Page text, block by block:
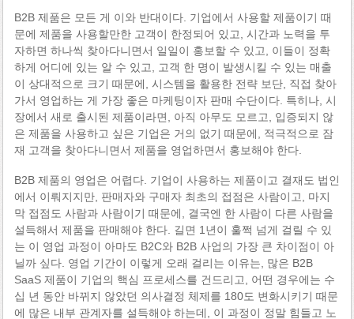
B2B 제품은 모든 게 이와 반대이다. 기업에서 사용할 제품이기 때
문에 제품을 사용할만한 고객이 한정되어 있고, 시간과 노력을 투
자하면 하나씩 찾아다니면서 일일이 홍보할 수 있고, 이들이 정확
하게 어디에 있는 알 수 있고, 고객 한 명이 발생시킬 수 있는 매출
이 상대적으로 크기 때문에, 시스템을 활용한 전략 보단, 직접 찾아
가서 영업하는 게 가장 좋은 마케팅이자 판매 수단이다. 특히나, 시
장에서 새로 출시된 제품이라면, 아직 아무도 모르고, 입증되지 않
은 제품을 사용하고 싶은 기업은 거의 없기 때문에, 적극적으로 잠
재 고객을 찾아다니면서 제품을 영업하면서 홍보해야 한다.
B2B 제품의 영업은 어렵다. 기업이 사용하는 제품이고 결재도 법인
에서 이뤄지지만, 판매자와 구매자 최초의 접점은 사람이고, 마지
막 접점도 사람과 사람이기 때문에, 결국엔 한 사람이 다른 사람을
설득해서 제품을 판매해야 한다. 길면 1년이 훌쩍 넘게 걸릴 수 있
는 이 영업 과정이 아마도 B2C와 B2B 사업의 가장 큰 차이점이 아
닐까 싶다. 영업 기간이 이렇게 오래 걸리는 이유는, 많은 B2B
SaaS 제품이 기업의 핵심 프로세스를 건드리고, 어떤 경우에는 수
십 년 동안 바뀌지 않았던 의사결정 체제를 180도 변화시키기 때문
에 많은 내부 관계자를 설득해야 하는데, 이 과정이 정말 힘들고 노